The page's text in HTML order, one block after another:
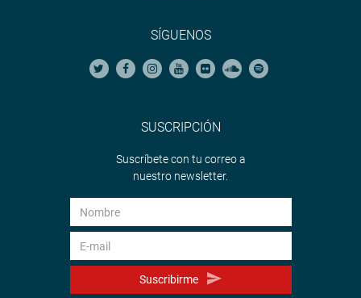
SÍGUENOS
SUSCRIPCIÓN
Suscríbete con tu correo a
nuestro newsletter.
Suscribirme